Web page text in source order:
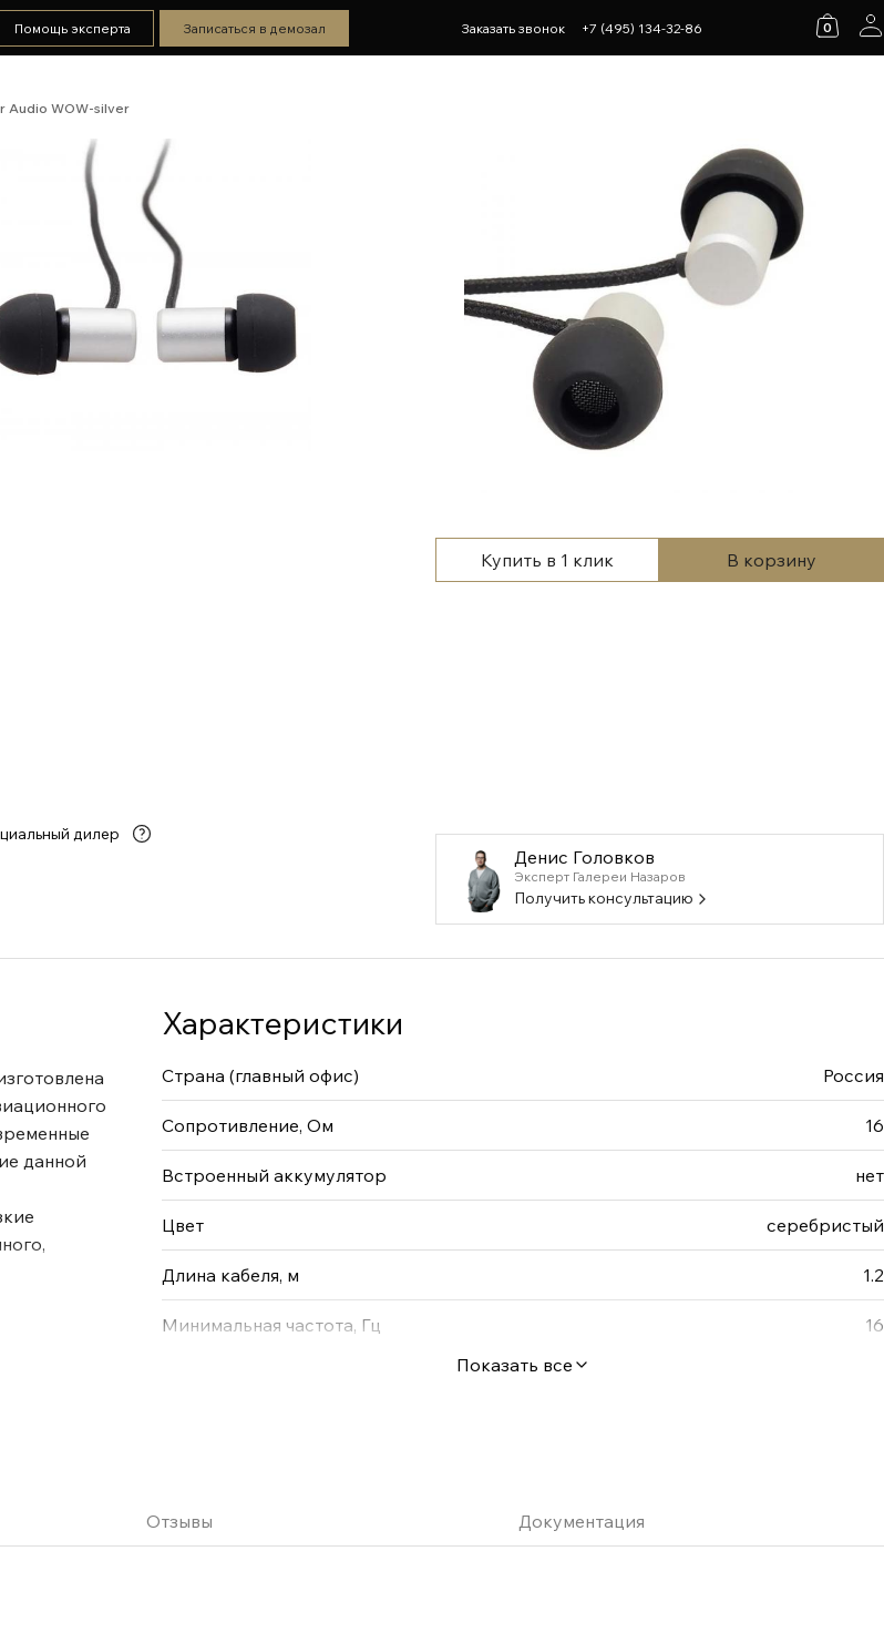
Помощь эксперта Записаться в демозал Заказать звонок +7 (495) 134-32-86 0
Audio WOW-silver
Денис Головков
Эксперт Галереи Назаров
Получить консультацию
дилер
Купить в 1 клик В корзину
данной
Характеристики
Страна (главный офис) Россия
Сопротивление, Ом 16
Встроенный аккумулятор нет
Цвет серебристый
Длина кабеля, м 1.2
Минимальная частота, Гц
16
Показать все
Отзывы Документация